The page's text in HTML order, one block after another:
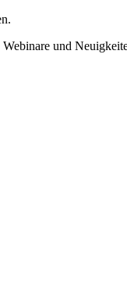
und